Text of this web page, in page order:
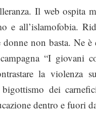
Il web ospita
e all’islamofobia.
non basta. Ne
“I giovani
la violenza
bigottismo dei
dentro e fuori